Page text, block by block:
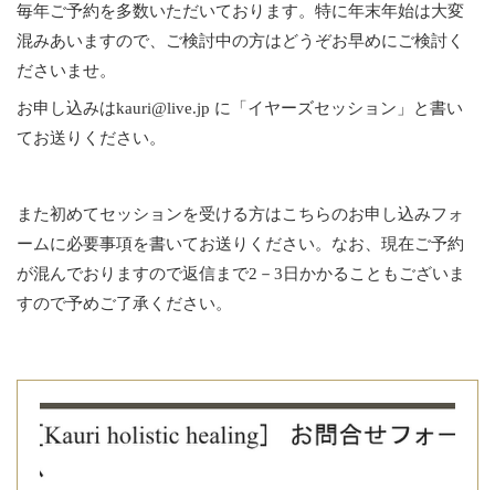
毎年ご予約を多数いただいております。特に年末年始は大変
混みあいますので、ご検討中の方はどうぞお早めにご検討く
ださいませ。
お申し込みはkauri@live.jp に「イヤーズセッション」と書い
てお送りください。
また初めてセッションを受ける方はこちらのお申し込みフォ
ームに必要事項を書いてお送りください。なお、現在ご予約
が混んでおりますので返信まで2－3日かかることもございま
すので予めご了承ください。